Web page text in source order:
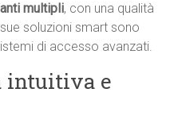
multipli, con una qualità
soluzioni smart sono
di accesso avanzati.
intuitiva e